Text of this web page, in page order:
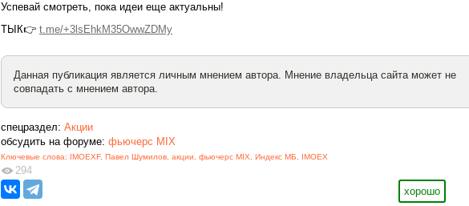
Успевай смотреть, пока идеи еще актуальны!
ТЫК👉 t.me/+3lsEhkM35OwwZDMy
Данная публикация является личным мнением автора. Мнение владельца сайта может не
совпадать с мнением автора.
спецраздел: Акции
обсудить на форуме: фьючерс MIX
Ключевые слова: IMOEXF, Павел Шумилов акции фьючерс MIX Индекс МБ IMOEX
294
хорошо